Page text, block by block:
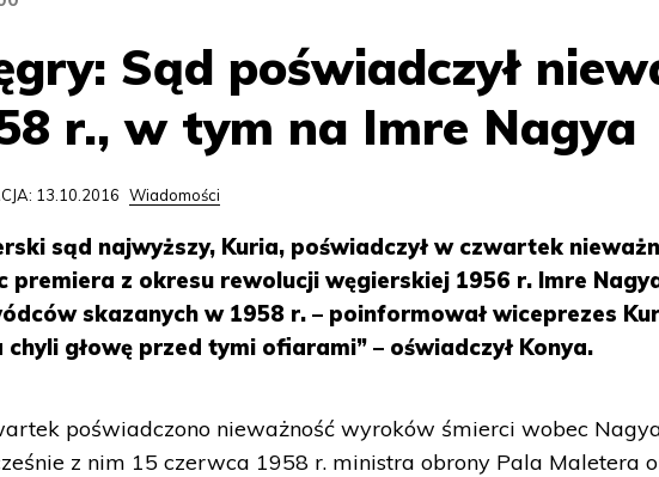
Sąd poświadczył
r., w tym na Imre Nagya
13.10.2016 Wiadomości
sąd najwyższy, Kuria, poświadczył w czwartek
premiera z okresu rewolucji węgierskiej 1956 r. Imre
skazanych w 1958 r. – poinformował wiceprezes
chyli głowę przed tymi ofiarami” – oświadczył Konya.
poświadczono nieważność wyroków śmierci wobec
z nim 15 czerwca 1958 r. ministra obrony Pala Maletera